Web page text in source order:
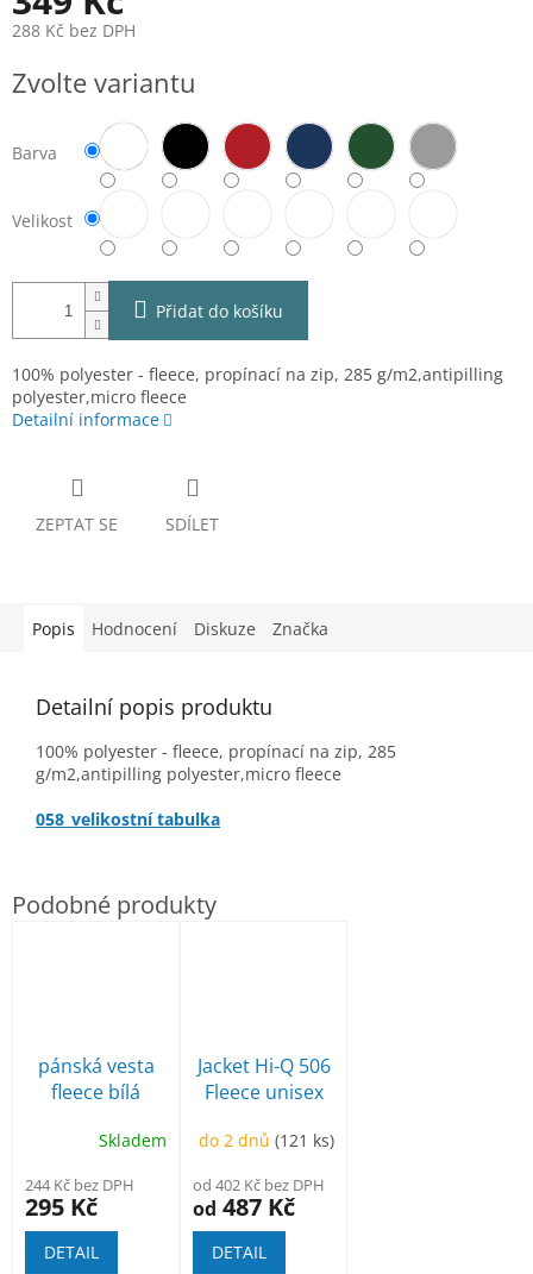
288 Kč bez DPH
cena:
Zvolte variantu
Barva
Velikost
Přidat do košíku
100% polyester - fleece, propínací na zip, 285 g/m2,antipilling
polyester,micro fleece
Detailní informace
ZEPTAT SE SDÍLET
Popis Hodnocení Diskuze Značka
Detailní popis produktu
100% polyester - fleece, propínací na zip, 285
g/m2,antipilling polyester,micro fleece
058_velikostní tabulka
pánská vesta
fleece bílá
Skladem
244 Kč bez DPH
295 Kč
DETAIL
Jacket Hi-Q 506
Fleece unisex
do 2 dnů(121 ks)
od 402 Kč bez DPH
od 487 Kč
DETAIL